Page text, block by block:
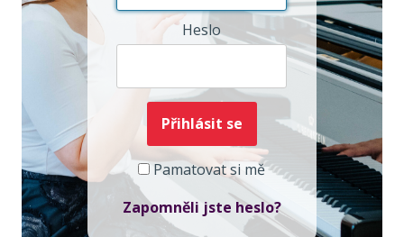
Heslo
Pamatovat si mě
Zapomněli jste heslo?